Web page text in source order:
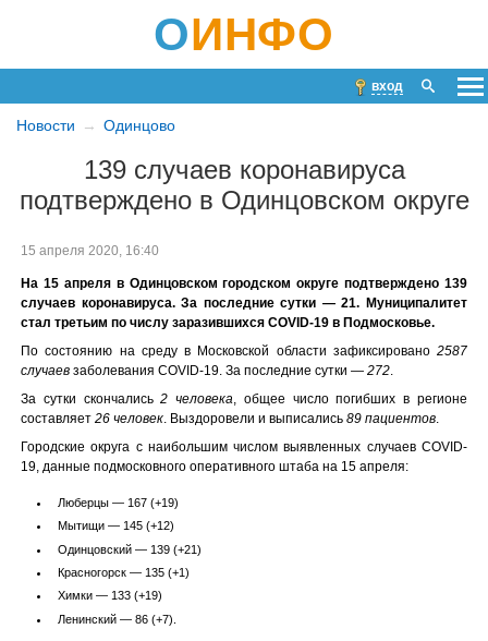
ОИНФО
вход
Новости Одинцово
139 случаев коронавируса
подтверждено в Одинцовском округе
15 апреля 2020, 16:40
На 15 апреля в Одинцовском городском округе подтверждено 139
случаев коронавируса. За последние сутки — 21. Муниципалитет
стал третьим по числу заразившихся COVID-19 в Подмосковье.
По состоянию на среду в Московской области зафиксировано 2587
случаев заболевания COVID-19. За последние сутки — 272
За сутки скончались2 человека , общее число погибших в регионе
составляет 26 человек . Выздоровели и выписались 89 пациентов
Городские округа с наибольшим числом выявленных случаев COVID-
19, данные подмосковного оперативного штаба на 15 апреля:
Люберцы — 167 (+19)
Мытищи — 145 (+12)
Одинцовский — 139 (+21)
Красногорск — 135 (+1)
Химки — 133 (+19)
Ленинский — 86 (+7).